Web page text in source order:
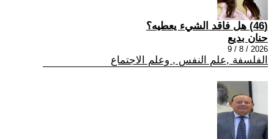
(46) هل فاقد الشيء يعطيه؟
حنان بديع
2026 / 8 / 9
الفلسفة ,علم النفس , وعلم الاجتماع